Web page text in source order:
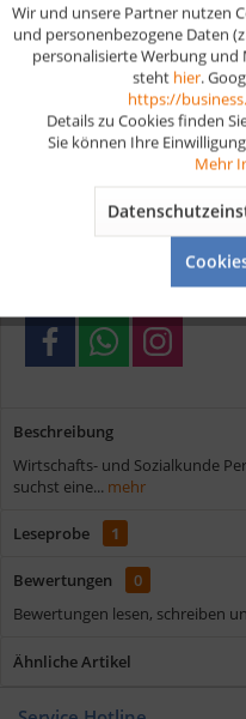
Merken
W247
EAN
Kostenloser Versand ab €
Verschiedene
Beschreibung
Wirtschafts- und Sozialkunde
suchst eine... mehr
Leseprobe 1
Bewertungen
0
Bewertungen lesen, schreiben
Ähnliche Artikel
Funktionale
Wir und unsere Partner nutzen
und personenbezogene Daten
personalisierte Werbung und
steht hier.
https://
Details zu Cookies finden
Sie können Ihre
Mehr